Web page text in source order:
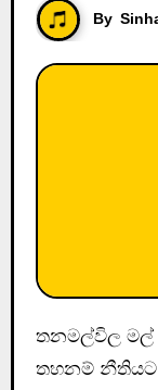
By
තනමල්විල
තහනම් නීතියට